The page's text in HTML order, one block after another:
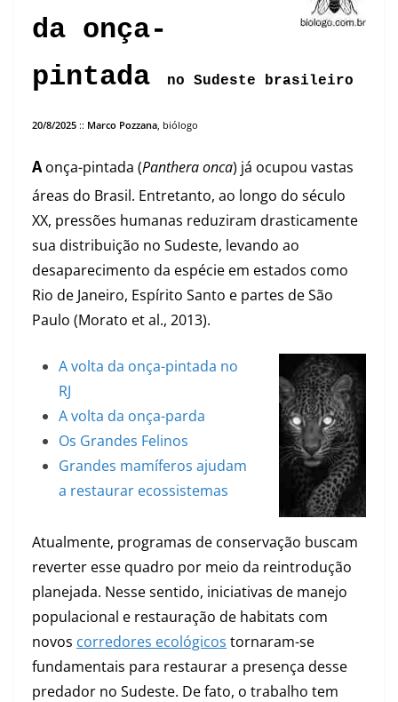
da onça-
pintada
no Sudeste brasileiro
20/8/2025 :: Marco Pozzana, biólogo
Aonça-pintada (Panthera onca) já ocupou vastas
áreas do Brasil. Entretanto, ao longo do século
XX, pressões humanas reduziram drasticamente
sua distribuição no Sudeste, levando ao
desaparecimento da espécie em estados como
Rio de Janeiro, Espírito Santo e partes de São
Paulo (Morato et al., 2013).
A volta da onça-pintada no
RJ
A volta da onça-parda
Os Grandes Felinos
Grandes mamíferos ajudam
a restaurar ecossistemas
Atualmente, programas de conservação buscam
reverter esse quadro por meio da reintrodução
planejada. Nesse sentido, iniciativas de manejo
populacional e restauração de habitats com
novos corredores ecológicos tornaram-se
fundamentais para restaurar a presença desse
predador no Sudeste. De fato, o trabalho tem